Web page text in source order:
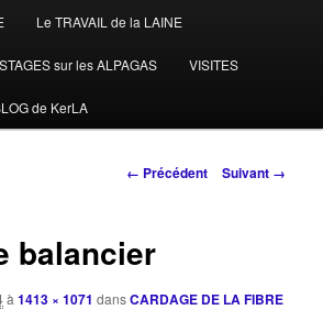
Le TRAVAIL de la LAINE
STAGES sur les ALPAGAS VISITES
de KerLA
Navigation
← Précédent Suivant →
balancier
à1413 × 1071 dansCARDAGE DE LA FIBRE